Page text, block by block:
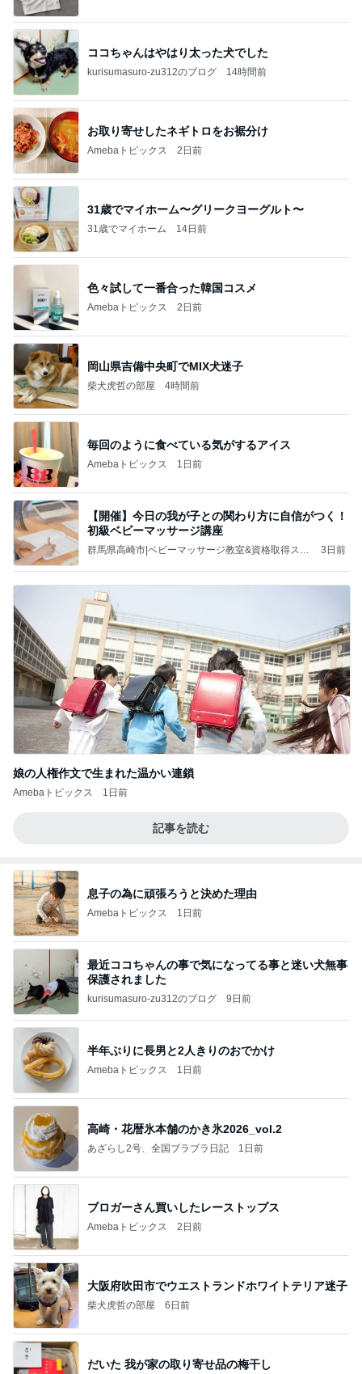
ココちゃんはやはり太った犬でした
kurisumasuro-zu312のブログ 14時間前
お取り寄せしたネギトロをお裾分け
Amebaトピックス 2日前
31歳でマイホーム〜グリークヨーグルト〜
31歳でマイホーム 14日前
色々試して一番合った韓国コスメ
Amebaトピックス 2日前
岡山県吉備中央町でMIX犬迷子
柴犬虎哲の部屋 4時間前
毎回のように食べている気がするアイス
Amebaトピックス 1日前
【開催】今日の我が子との関わり方に自信がつく！
初級ベビーマッサージ講座
群馬県高崎市|ベビーマッサージ教室&資格取得スク
3日前
娘の人権作文で生まれた温かい連鎖
Amebaトピックス 1日前
記事を読む
息子の為に頑張ろうと決めた理由
Amebaトピックス 1日前
最近ココちゃんの事で気になってる事と迷い犬無事
保護されました
kurisumasuro-zu312のブログ 9日前
半年ぶりに長男と2人きりのおでかけ
Amebaトピックス 1日前
高崎・花暦氷本舗のかき氷2026_vol.2
あざらし2号、全国ブラブラ日記 1日前
ブロガーさん買いしたレーストップス
Amebaトピックス 2日前
大阪府吹田市でウエストランドホワイトテリア迷子
柴犬虎哲の部屋 6日前
だいた 我が家の取り寄せ品の梅干し